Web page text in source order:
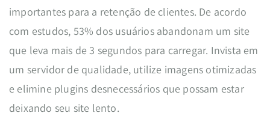
importantes para a retenção de clientes. De acordo
com estudos, 53% dos usuários abandonam um site
que leva mais de 3 segundos para carregar. Invista em
um servidor de qualidade, utilize imagens otimizadas
e elimine plugins desnecessários que possam estar
deixando seu site lento.